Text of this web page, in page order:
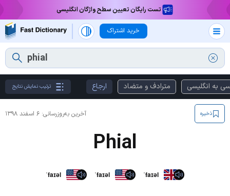
تست رایگان تعیین سطح واژگان انگلیسی
خرید اشتراک
به انگلیسی مترادف و متضاد ارجاع ترتیب نمایش نتایج
آخرین به‌روزرسانی: ۶ اسفند ۱۳۹۸ ذخیره
Phial
ˈfaɪəl ˈfaɪəl ˈfaɪəl